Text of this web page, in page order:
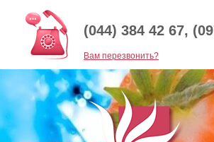
(044) 384 42 67,
Baм перезвонить?